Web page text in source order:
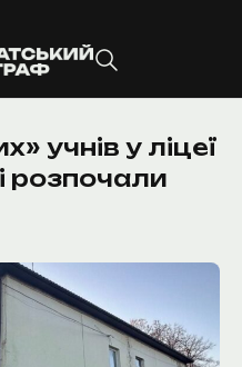
учнів у ліцеї
розпочали